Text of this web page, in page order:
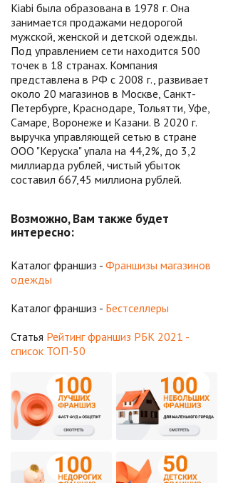
Kiabi была образована в 1978 г. Она
занимается продажами недорогой
мужской, женской и детской одежды.
Под управлением сети находится 500
точек в 18 странах. Компания
представлена в РФ с 2008 г., развивает
около 20 магазинов в Москве, Санкт-
Петербурге, Краснодаре, Тольятти, Уфе,
Самаре, Воронеже и Казани. В 2020 г.
выручка управляющей сетью в стране
ООО "Керуска" упала на 44,2%, до 3,2
миллиарда рублей, чистый убыток
составил 667,45 миллиона рублей.
Возможно, Вам также будет
интересно:
Каталог франшиз - Франшизы магазинов
одежды
Каталог франшиз - Бестселлеры
Статья Рейтинг франшиз РБК 2021 -
список ТОП-50